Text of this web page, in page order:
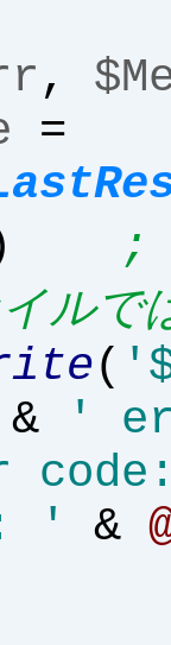
,
=
;
ルで
(
&
'
'
&